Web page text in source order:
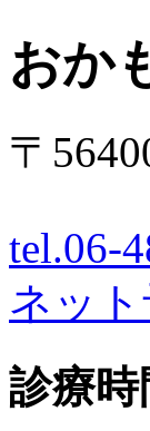
おか
〒
tel.06-
ネッ
診療時